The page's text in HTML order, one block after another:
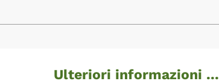
Ulteriori informazioni ...